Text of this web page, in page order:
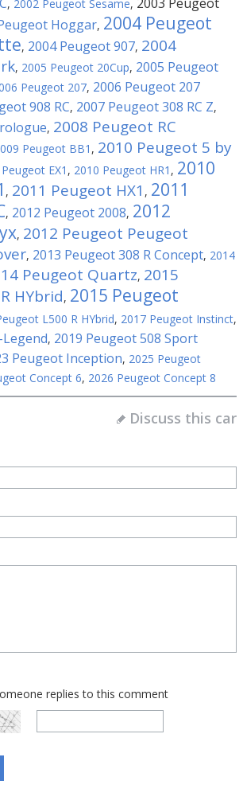
, 2002 Peugeot Sesame,
Hoggar, 2004 Peugeot
, 2004 Peugeot 907, 2004
, 2005 Peugeot 20Cup, 2005 Peugeot
Peugeot 207, 2006 Peugeot 207
908 RC, 2007 Peugeot 308 RC Z,
, 2008 Peugeot RC
Peugeot BB1 , 2010 Peugeot 5 by
EX1 , 2010 Peugeot HR1 , 2010
, 2011 Peugeot HX1 , 2011
, 2012 Peugeot 2008, 2012
, 2012 Peugeot Peugeot
, 2013 Peugeot 308 R Concept, 2014
Peugeot Quartz, 2015
HYbrid, 2015 Peugeot
L500 R HYbrid, 2017 Peugeot Instinct,
, 2019 Peugeot 508 Sport
Peugeot Inception, 2025 Peugeot
Concept 6, 2026 Peugeot Concept 8
Discuss this car
replies to this comment